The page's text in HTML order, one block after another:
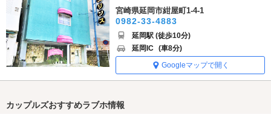
宮崎県延岡市紺屋町1-4-1
0982-33-4883
延岡駅 (徒歩10分)
延岡IC (車8分)
Googleマップで開く
カップルズおすすめラブホ情報